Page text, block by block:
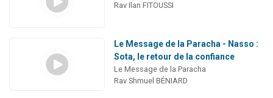
Rav Ilan FITOUSSI
Le Message de la Paracha - Nasso :
Sota, le retour de la confiance
Le Message de la Paracha
Rav Shmuel BÉNIARD